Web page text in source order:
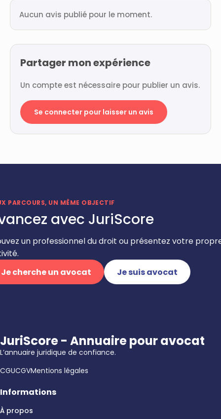
Aucun avis publié pour le moment.
Partager mon expérience
Un compte est nécessaire pour publier un avis.
Se connecter pour laisser un avis
PARCOURS, UN MÊME OBJECTIF
avec JuriScore
un professionnel du droit ou présentez votre
Je cherche un avocat
Je suis avocat
JuriScore - Annuaire pour avocat
L’annuaire juridique de confiance.
CGUCGVMentions légales
Informations
À propos